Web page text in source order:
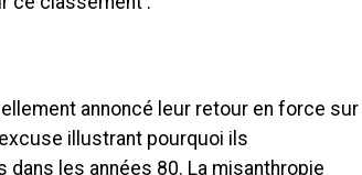
annoncé leur retour en force sur
illustrant pourquoi ils
les années 80. La misanthropie